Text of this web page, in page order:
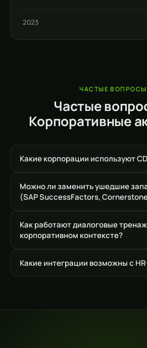
2023
ЧАСТЫЕ ВОПРОСЫ
Частые
Корпоративные
Какие корпорации используют
Можно ли заменить ушедшие
(SAP SuccessFactors,
Как работают диалоговые
корпоративном контексте?
Какие интеграции возможны с